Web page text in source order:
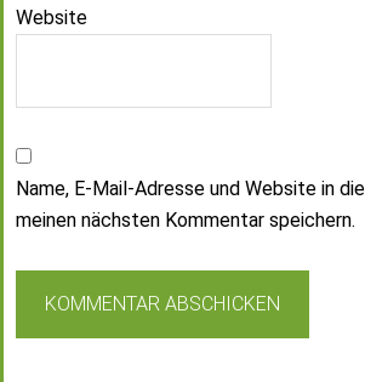
Website
Name, E-Mail-Adresse und Website in
meinen nächsten Kommentar speichern.